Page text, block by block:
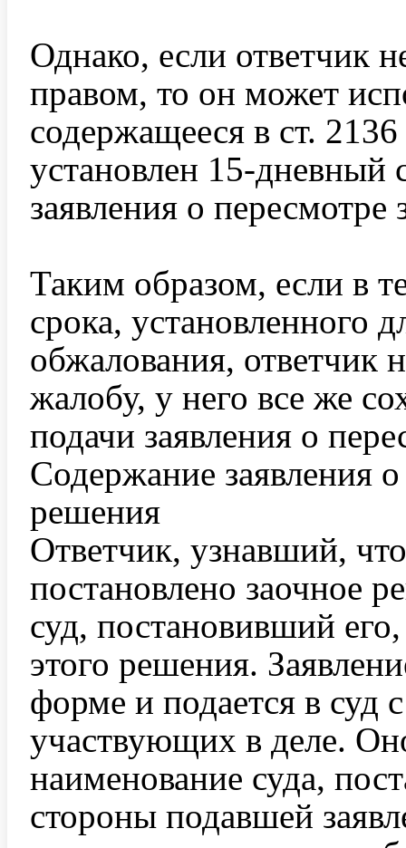
Однако, если ответчик
правом, то он может
содержащееся в ст.
установлен 15-дневный
заявления о
Таким образом, если в
срока, установленного
обжалования, ответчик
жалобу, у него все же
подачи заявления о
Содержание заявления
решения
Ответчик, узнавший,
постановлено заочное
суд, постановивший
этого решения.
форме и подается в суд
участвующих в деле.
наименование суда,
стороны подавшей